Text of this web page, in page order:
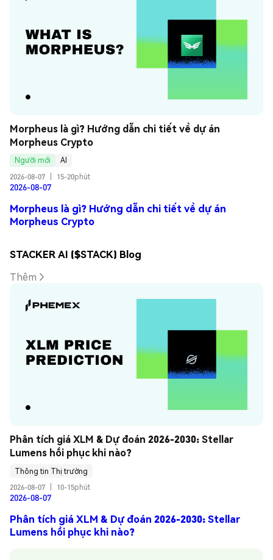
Morpheus là gì? Hướng dẫn chi tiết về dự án
Morpheus Crypto
Người mới
AI
2026-08-07
15-20phút
2026-08-07
Morpheus là gì? Hướng dẫn chi tiết về dự án
Morpheus Crypto
STACKER AI ($STACK) Blog
Thêm
Phân tích giá XLM & Dự đoán 2026-2030: Stellar
Lumens hồi phục khi nào?
Thông tin Thị trường
2026-08-07
10-15phút
2026-08-07
Phân tích giá XLM & Dự đoán 2026-2030: Stellar
Lumens hồi phục khi nào?